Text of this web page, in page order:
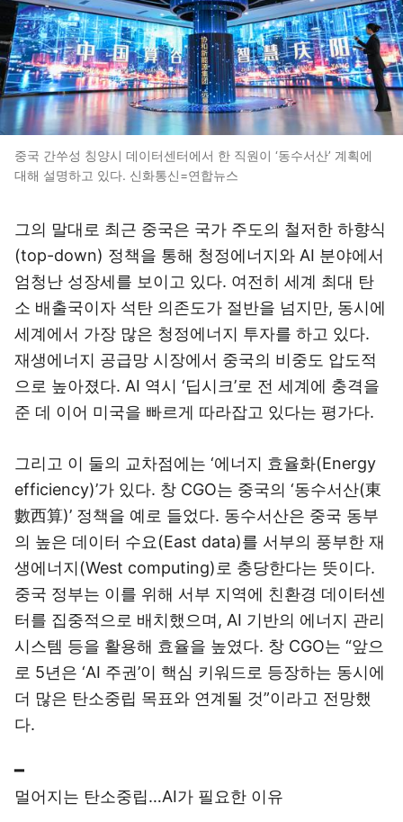
중국 간쑤성 칭양시 데이터센터에서 한 직원이 ‘동수서산’ 계획에
대해 설명하고 있다. 신화통신=연합뉴스
그의 말대로 최근 중국은 국가 주도의 철저한 하향식
(top-down) 정책을 통해 청정에너지와 AI 분야에서
엄청난 성장세를 보이고 있다. 여전히 세계 최대 탄
소 배출국이자 석탄 의존도가 절반을 넘지만, 동시에
세계에서 가장 많은 청정에너지 투자를 하고 있다.
재생에너지 공급망 시장에서 중국의 비중도 압도적
으로 높아졌다. AI 역시 ‘딥시크’로 전 세계에 충격을
준 데 이어 미국을 빠르게 따라잡고 있다는 평가다.
그리고 이 둘의 교차점에는 ‘에너지 효율화(Energy
efficiency)’가 있다. 창 CGO는 중국의 ‘동수서산(東
數西算)’ 정책을 예로 들었다. 동수서산은 중국 동부
의 높은 데이터 수요(East data)를 서부의 풍부한 재
생에너지(West computing)로 충당한다는 뜻이다.
중국 정부는 이를 위해 서부 지역에 친환경 데이터센
터를 집중적으로 배치했으며, AI 기반의 에너지 관리
시스템 등을 활용해 효율을 높였다. 창 CGO는 “앞으
로 5년은 ‘AI 주권’이 핵심 키워드로 등장하는 동시에
더 많은 탄소중립 목표와 연계될 것”이라고 전망했
다.
━
멀어지는 탄소중립…AI가 필요한 이유